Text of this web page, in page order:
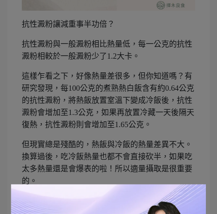
抗性澱粉讓減重事半功倍？
抗性澱粉與一般澱粉相比熱量低，每一公克的抗性
澱粉相較於一般澱粉少了1.2大卡。
這樣乍看之下，好像熱量差很多，但你知道嗎？有
研究發現，每100公克的煮熟熱白飯含有約0.64公克
的抗性澱粉，將熱飯放置室溫下變成冷飯後，抗性
澱粉會增加至1.3公克，如果再放置冷藏一天後隔天
復熱，抗性澱粉則會增加至1.65公克。
但現實總是殘酷的，熱飯與冷飯的熱量差異不大。
換算過後，吃冷飯熱量也都不會直接砍半，如果吃
太多熱量還是會爆表的啦！所以適量攝取是很重要
的。